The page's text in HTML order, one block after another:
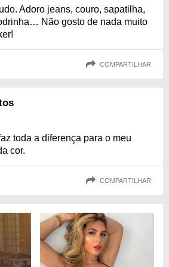
Adoro jeans, couro, sapatilha,
Não gosto de nada muito
COMPARTILHAR
toda a diferença para o meu
cor.
COMPARTILHAR